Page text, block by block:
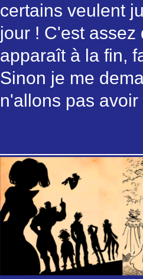
certains veulent
jour ! C'est
apparaît à la fin,
Sinon je me
n'allons pas